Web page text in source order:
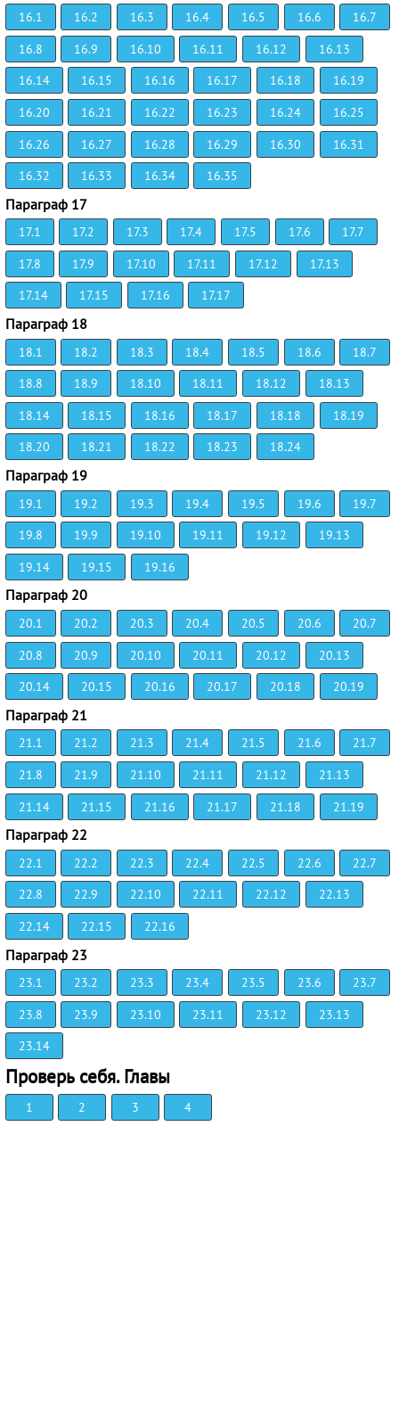
16.1 16.2 16.3 16.4 16.5 16.6
16.7
16.8
16.9 16.10 16.11 16.12
16.13
16.14
16.15 16.16 16.17 16.18
16.19
16.20
16.21 16.22 16.23 16.24
16.25
16.26
16.27 16.28 16.29 16.30
16.31
16.32
16.33 16.34 16.35
Параграф 17
17.1 17.2 17.3 17.4 17.5 17.6
17.7
17.8
17.9 17.10 17.11 17.12
17.13
17.14
17.15 17.16 17.17
Параграф 18
18.1 18.2 18.3 18.4 18.5 18.6
18.7
18.8
18.9 18.10 18.11 18.12
18.13
18.14
18.15 18.16 18.17 18.18
18.19
18.20
18.21 18.22 18.23 18.24
Параграф 19
19.1 19.2 19.3 19.4 19.5 19.6
19.7
19.8
19.9 19.10 19.11 19.12
19.13
19.14
19.15 19.16
Параграф 20
20.1 20.2 20.3 20.4 20.5 20.6
20.7
20.8
20.9 20.10 20.11 20.12
20.13
20.14
20.15 20.16 20.17 20.18 20.19
Параграф 21
21.1 21.2 21.3 21.4 21.5 21.6
21.7
21.8
21.9 21.10 21.11 21.12
21.13
21.14
21.15 21.16 21.17 21.18 21.19
Параграф 22
22.1 22.2 22.3 22.4 22.5 22.6
22.7
22.8
22.9 22.10 22.11 22.12
22.13
22.14
22.15 22.16
Параграф 23
23.1 23.2 23.3 23.4 23.5 23.6
23.7
23.8
23.9 23.10 23.11 23.12
23.13
23.14
Проверь себя. Главы
1 2 3 4